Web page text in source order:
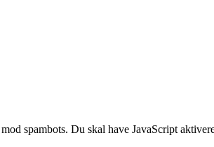
spambots. Du skal have JavaScript